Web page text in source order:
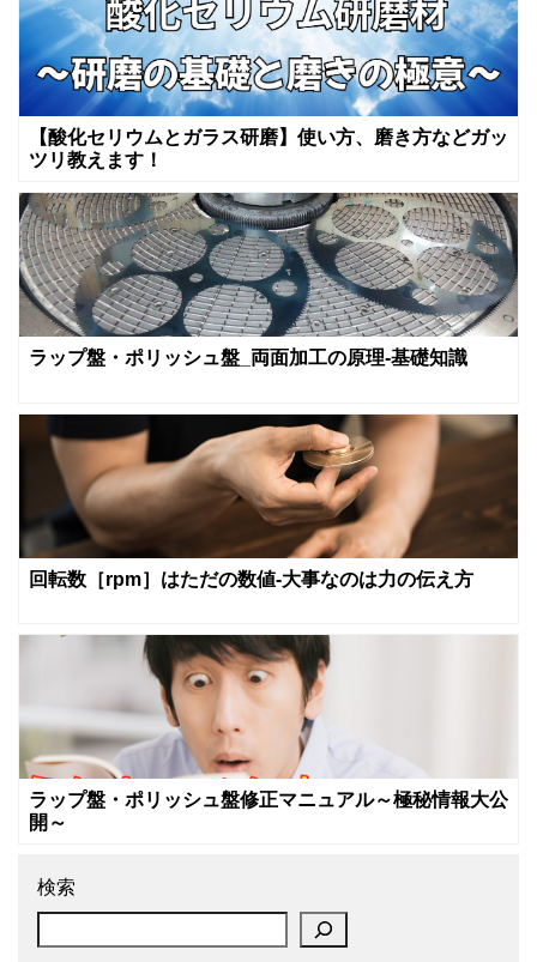
【酸化セリウムとガラス研磨】使い方、磨き方などガッ
ツリ教えます！
ラップ盤・ポリッシュ盤_両面加工の原理-基礎知識
回転数［rpm］はただの数値‐大事なのは力の伝え方
ラップ盤・ポリッシュ盤修正マニュアル～極秘情報大公
開～
検索